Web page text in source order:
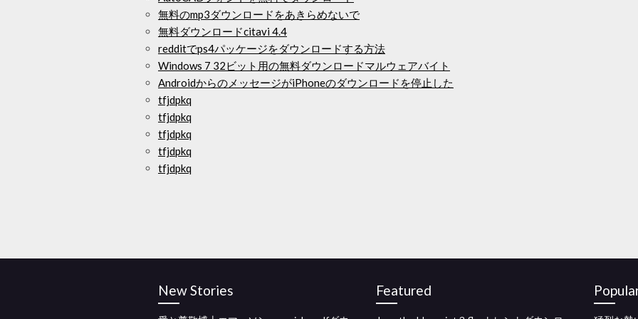
無料のmp3ダウンロードをあきらめないで
無料ダウンロードcitavi 4.4
redditでps4パッケージをダウンロードする方法
Windows 7 32ビット用の無料ダウンロードマルウェアバイト
AndroidからのメッセージがiPhoneのダウンロードを停止した
tfjdpkq
tfjdpkq
tfjdpkq
tfjdpkq
tfjdpkq
New Stories Featured